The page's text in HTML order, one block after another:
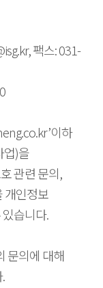
팩스: 031-
이하
업)을
관련 문의,
개인정보
습니다.
문의에 대해